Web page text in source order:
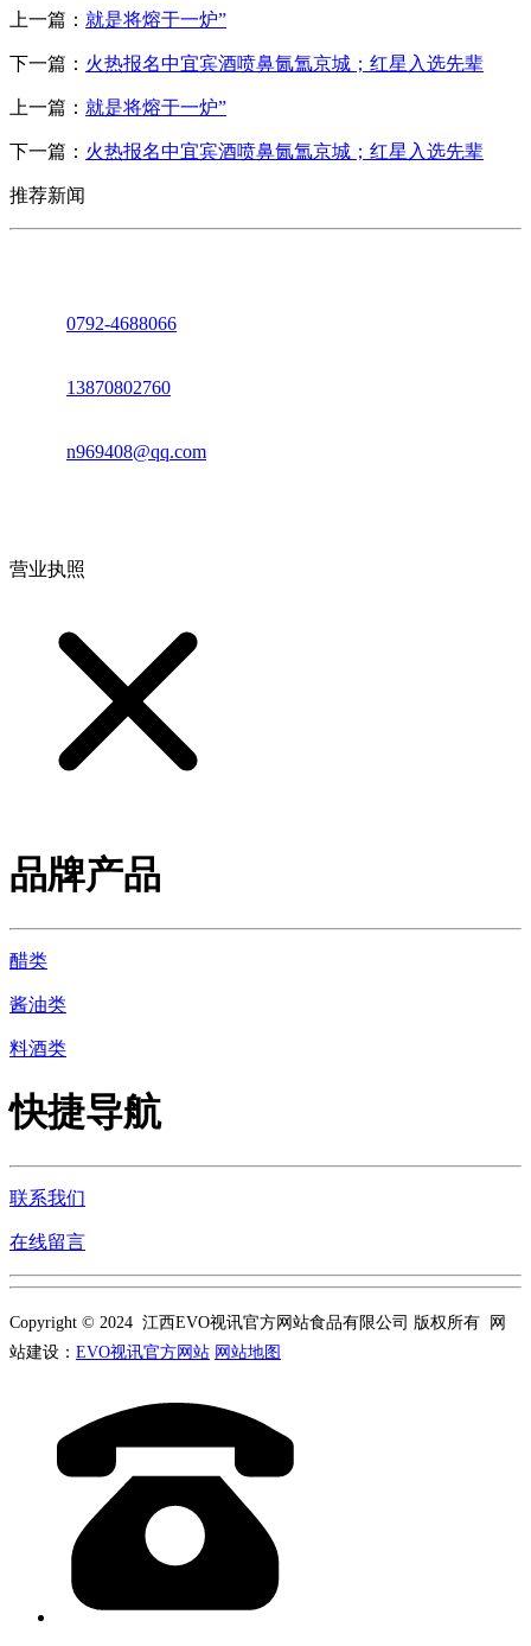
上一篇： 就是将熔于一炉”
下一篇： 火热报名中宜宾酒喷鼻氤氲京城；红星入选先辈
上一篇： 就是将熔于一炉”
下一篇： 火热报名中宜宾酒喷鼻氤氲京城；红星入选先辈
推荐新闻
0792-4688066
13870802760
n969408@qq.com
营业执照
品牌产品
醋类
酱油类
料酒类
快捷导航
联系我们
在线留言
Copyright © 2024 江西EVO视讯官方网站食品有限公司 版权所有 网
站建设： EVO视讯官方网站 网站地图